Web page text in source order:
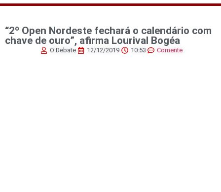
“2º Open Nordeste fechará o calendário com
chave de ouro”, afirma Lourival Bogéa
O Debate 12/12/2019 10:53 Comente